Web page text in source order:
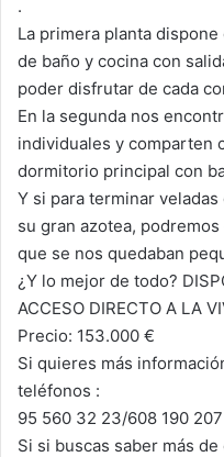
.
La primera planta
de baño y cocina con
poder disfrutar de cada
En la segunda nos
individuales y comparten
dormitorio principal con
Y si para terminar
su gran azotea,
que se nos quedaban
¿Y lo mejor de todo?
ACCESO DIRECTO A LA
Precio: 153.000 €
Si quieres más
teléfonos :
95 560 32 23/608 190 207
Si si buscas saber más